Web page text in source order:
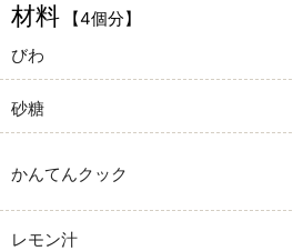
材料
【4個分】
びわ
砂糖
かんてんクック
レモン汁